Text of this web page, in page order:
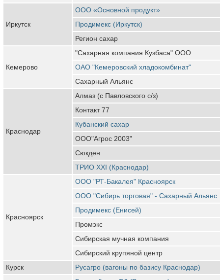
Иркутск
ООО «Основной продукт»
Продимекс (Иркутск)
Регион сахар
Кемерово
"Сахарная компания Кузбаса" ООО
ОАО "Кемеровский хладокомбинат"
Сахарный Альянс
Краснодар
Алмаз (с Павловского с/з)
Контакт 77
Кубанский сахар
ООО"Агрос 2003"
Сюкден
ТРИО XXI (Краснодар)
Красноярск
ООО "РТ-Бакалея" Красноярск
ООО "Сибирь торговая" - Сахарный Альянс
Продимекс (Енисей)
Промэкс
Сибирская мучная компания
Сибирский крупяной центр
Курск
Русагро (вагоны по базису Краснодар)